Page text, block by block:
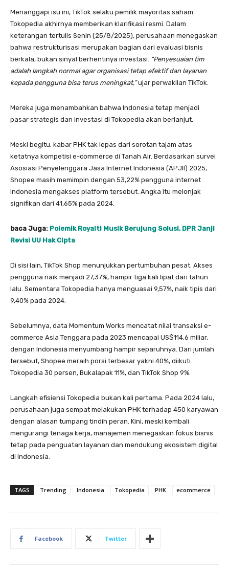
Menanggapi isu ini, TikTok selaku pemilik mayoritas saham
Tokopedia akhirnya memberikan klarifikasi resmi. Dalam
keterangan tertulis Senin (25/8/2025), perusahaan menegaskan
bahwa restrukturisasi merupakan bagian dari evaluasi bisnis
berkala, bukan sinyal berhentinya investasi. “Penyesuaian tim
adalah langkah normal agar organisasi tetap efektif dan layanan
kepada pengguna bisa terus meningkat,”ujar perwakilan TikTok.
Mereka juga menambahkan bahwa Indonesia tetap menjadi
pasar strategis dan investasi di Tokopedia akan berlanjut.
Meski begitu, kabar PHK tak lepas dari sorotan tajam atas
ketatnya kompetisi e-commerce di Tanah Air. Berdasarkan survei
Asosiasi Penyelenggara Jasa Internet Indonesia (APJII) 2025,
Shopee masih memimpin dengan 53,22% pengguna internet
Indonesia mengakses platform tersebut. Angka itu melonjak
signifikan dari 41,65% pada 2024.
baca Juga: Polemik Royalti Musik Berujung Solusi, DPR Janji
Revisi UU Hak Cipta
Di sisi lain, TikTok Shop menunjukkan pertumbuhan pesat. Akses
pengguna naik menjadi 27,37%, hampir tiga kali lipat dari tahun
lalu. Sementara Tokopedia hanya menguasai 9,57%, naik tipis dari
9,40% pada 2024.
Sebelumnya, data Momentum Works mencatat nilai transaksi e-
commerce Asia Tenggara pada 2023 mencapai US$114,6 miliar,
dengan Indonesia menyumbang hampir separuhnya. Dari jumlah
tersebut, Shopee meraih porsi terbesar yakni 40%, diikuti
Tokopedia 30 persen, Bukalapak 11%, dan TikTok Shop 9%.
Langkah efisiensi Tokopedia bukan kali pertama. Pada 2024 lalu,
perusahaan juga sempat melakukan PHK terhadap 450 karyawan
dengan alasan tumpang tindih peran. Kini, meski kembali
mengurangi tenaga kerja, manajemen menegaskan fokus bisnis
tetap pada penguatan layanan dan mendukung ekosistem digital
di Indonesia.
TAGS Trending Indonesia Tokopedia PHK ecommerce
Facebook Twitter